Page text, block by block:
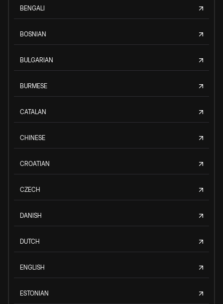
BENGALI
BOSNIAN
BULGARIAN
BURMESE
CATALAN
CHINESE
CROATIAN
CZECH
DANISH
DUTCH
ENGLISH
ESTONIAN